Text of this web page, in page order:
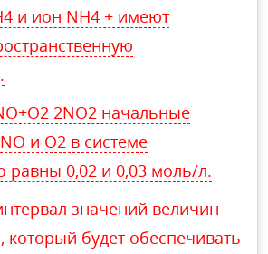
и ион NH4 + имеют
2NO2 начальные
и O2 в системе
равны 0,02 и 0,03 моль/л.
значений величин
который будет обеспечивать